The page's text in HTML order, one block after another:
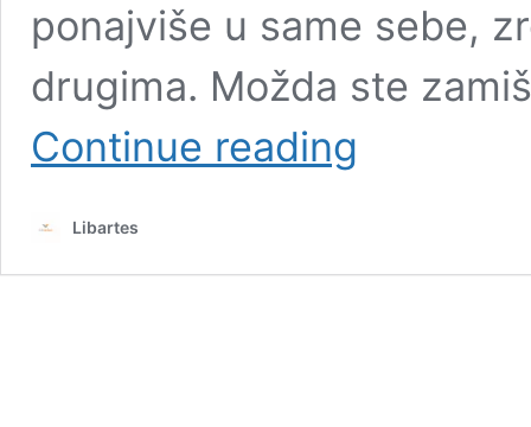
ponajviše u same sebe,
drugima. Možda ste
Continue reading
Libartes